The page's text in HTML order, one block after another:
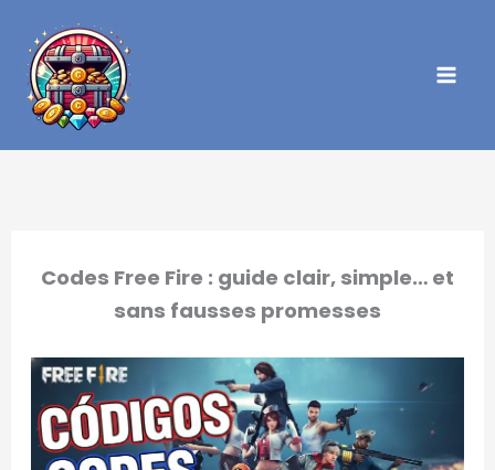
contenu
Codes Free Fire : guide clair, simple… et
sans fausses promesses